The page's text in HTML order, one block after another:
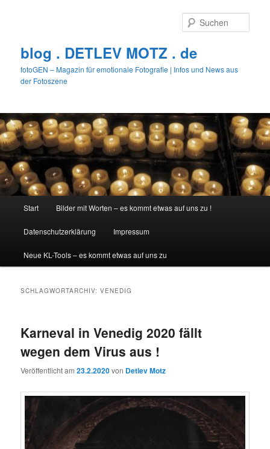
blog . DETLEV MOTZ . de
fotoGEN – Magazin für emotionale Fotografie | Infos und News aus
der Fotoszene
Start Bilder mit Worten – es kommt etwas auf uns zu !
Datenschutzerklärung Impressum
Neue KL-Tools – es kommt etwas auf uns zu
SCHLAGWORTARCHIV:VENEDIG
Karneval in Venedig 2020 fällt
wegen dem Virus aus !
Veröffentlicht am23.2.2020von Detlev Motz